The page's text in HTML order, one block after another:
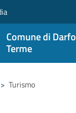
Comune di
Terme
> Turismo